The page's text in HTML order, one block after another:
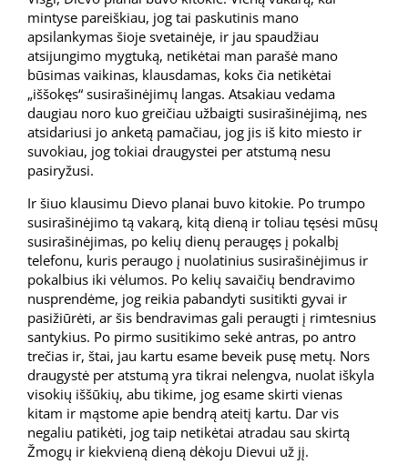
mintyse pareiškiau, jog tai paskutinis mano
apsilankymas šioje svetainėje, ir jau spaudžiau
atsijungimo mygtuką, netikėtai man parašė mano
būsimas vaikinas, klausdamas, koks čia netikėtai
„iššokęs“ susirašinėjimų langas. Atsakiau vedama
daugiau noro kuo greičiau užbaigti susirašinėjimą, nes
atsidariusi jo anketą pamačiau, jog jis iš kito miesto ir
suvokiau, jog tokiai draugystei per atstumą nesu
pasiryžusi.
Ir šiuo klausimu Dievo planai buvo kitokie. Po trumpo
susirašinėjimo tą vakarą, kitą dieną ir toliau tęsėsi mūsų
susirašinėjimas, po kelių dienų peraugęs į pokalbį
telefonu, kuris peraugo į nuolatinius susirašinėjimus ir
pokalbius iki vėlumos. Po kelių savaičių bendravimo
nusprendėme, jog reikia pabandyti susitikti gyvai ir
pasižiūrėti, ar šis bendravimas gali peraugti į rimtesnius
santykius. Po pirmo susitikimo sekė antras, po antro
trečias ir, štai, jau kartu esame beveik pusę metų. Nors
draugystė per atstumą yra tikrai nelengva, nuolat iškyla
visokių iššūkių, abu tikime, jog esame skirti vienas
kitam ir mąstome apie bendrą ateitį kartu. Dar vis
negaliu patikėti, jog taip netikėtai atradau sau skirtą
Žmogų ir kiekvieną dieną dėkoju Dievui už jį.